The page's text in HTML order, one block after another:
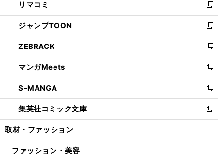
で
開
く
ド
ウ
で
開
く
ィ
ン
ド
ウ
で
開
く
い
ウ
ィ
ン
ド
ウ
で
開
く
リマコミ
新
し
い
ウ
ィ
ン
ド
ウ
で
開
く
ジャンプTOON
新
し
い
ウ
ィ
ン
ド
ウ
で
開
ZEBRACK
新
し
い
ウ
ィ
ン
ド
ウ
開
マンガMeets
新
し
い
ウ
ィ
ン
ウ
S-MANGA
新
し
い
ウ
ン
集英社コミック文庫
新
し
ウ
取材・ファッション
ファッション・美容